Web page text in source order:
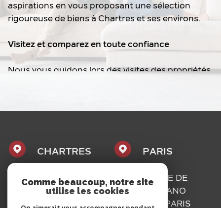
aspirations en vous proposant une sélection
rigoureuse de biens à Chartres et ses environs.
Visitez et comparez en toute confiance
Nous vous guidons lors des visites des propriétés
correspond, notre équipe vous guidera à travers
la négociation des conditions d’achat. Nous nous
assurerons que vos intérêts sont pleinement
CHARTRES
1, PLACE
MAURICE
CAZALIS
PARIS
16, RUE DE
BASSANO
75116
PARIS
Comme beaucoup, notre site
utilise les cookies